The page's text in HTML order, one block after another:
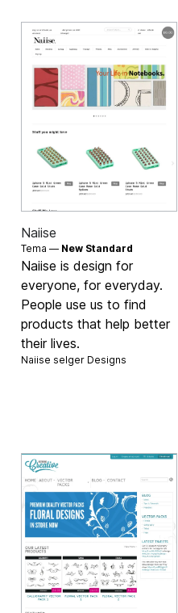
Naiise
Tema — New Standard
Naiise is design for
everyone, for everyday.
People use us to find
products that help better
their lives.
Naiise selger Designs